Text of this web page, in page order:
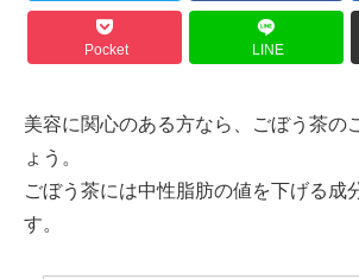
Pocket LINE
美容に関心のある方なら、ごぼう茶の
ょう。
ごぼう茶には中性脂肪の値を下げる成
す。